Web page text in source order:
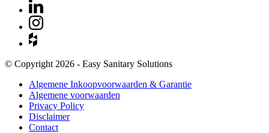
© Copyright 2026 - Easy Sanitary Solutions
Algemene Inkoopvoorwaarden & Garantie
Algemene voorwaarden
Privacy Policy
Disclaimer
Contact